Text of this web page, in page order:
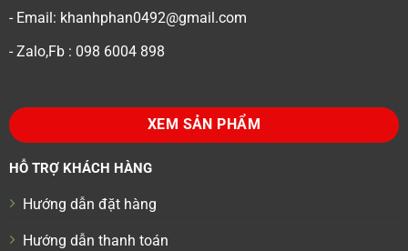
- Email: khanhphan0492@gmail.com
- Zalo,Fb : 098 6004 898
XEM SẢN PHẨM
HỖ TRỢ KHÁCH HÀNG
Hướng dẫn đặt hàng
Hướng dẫn thanh toán